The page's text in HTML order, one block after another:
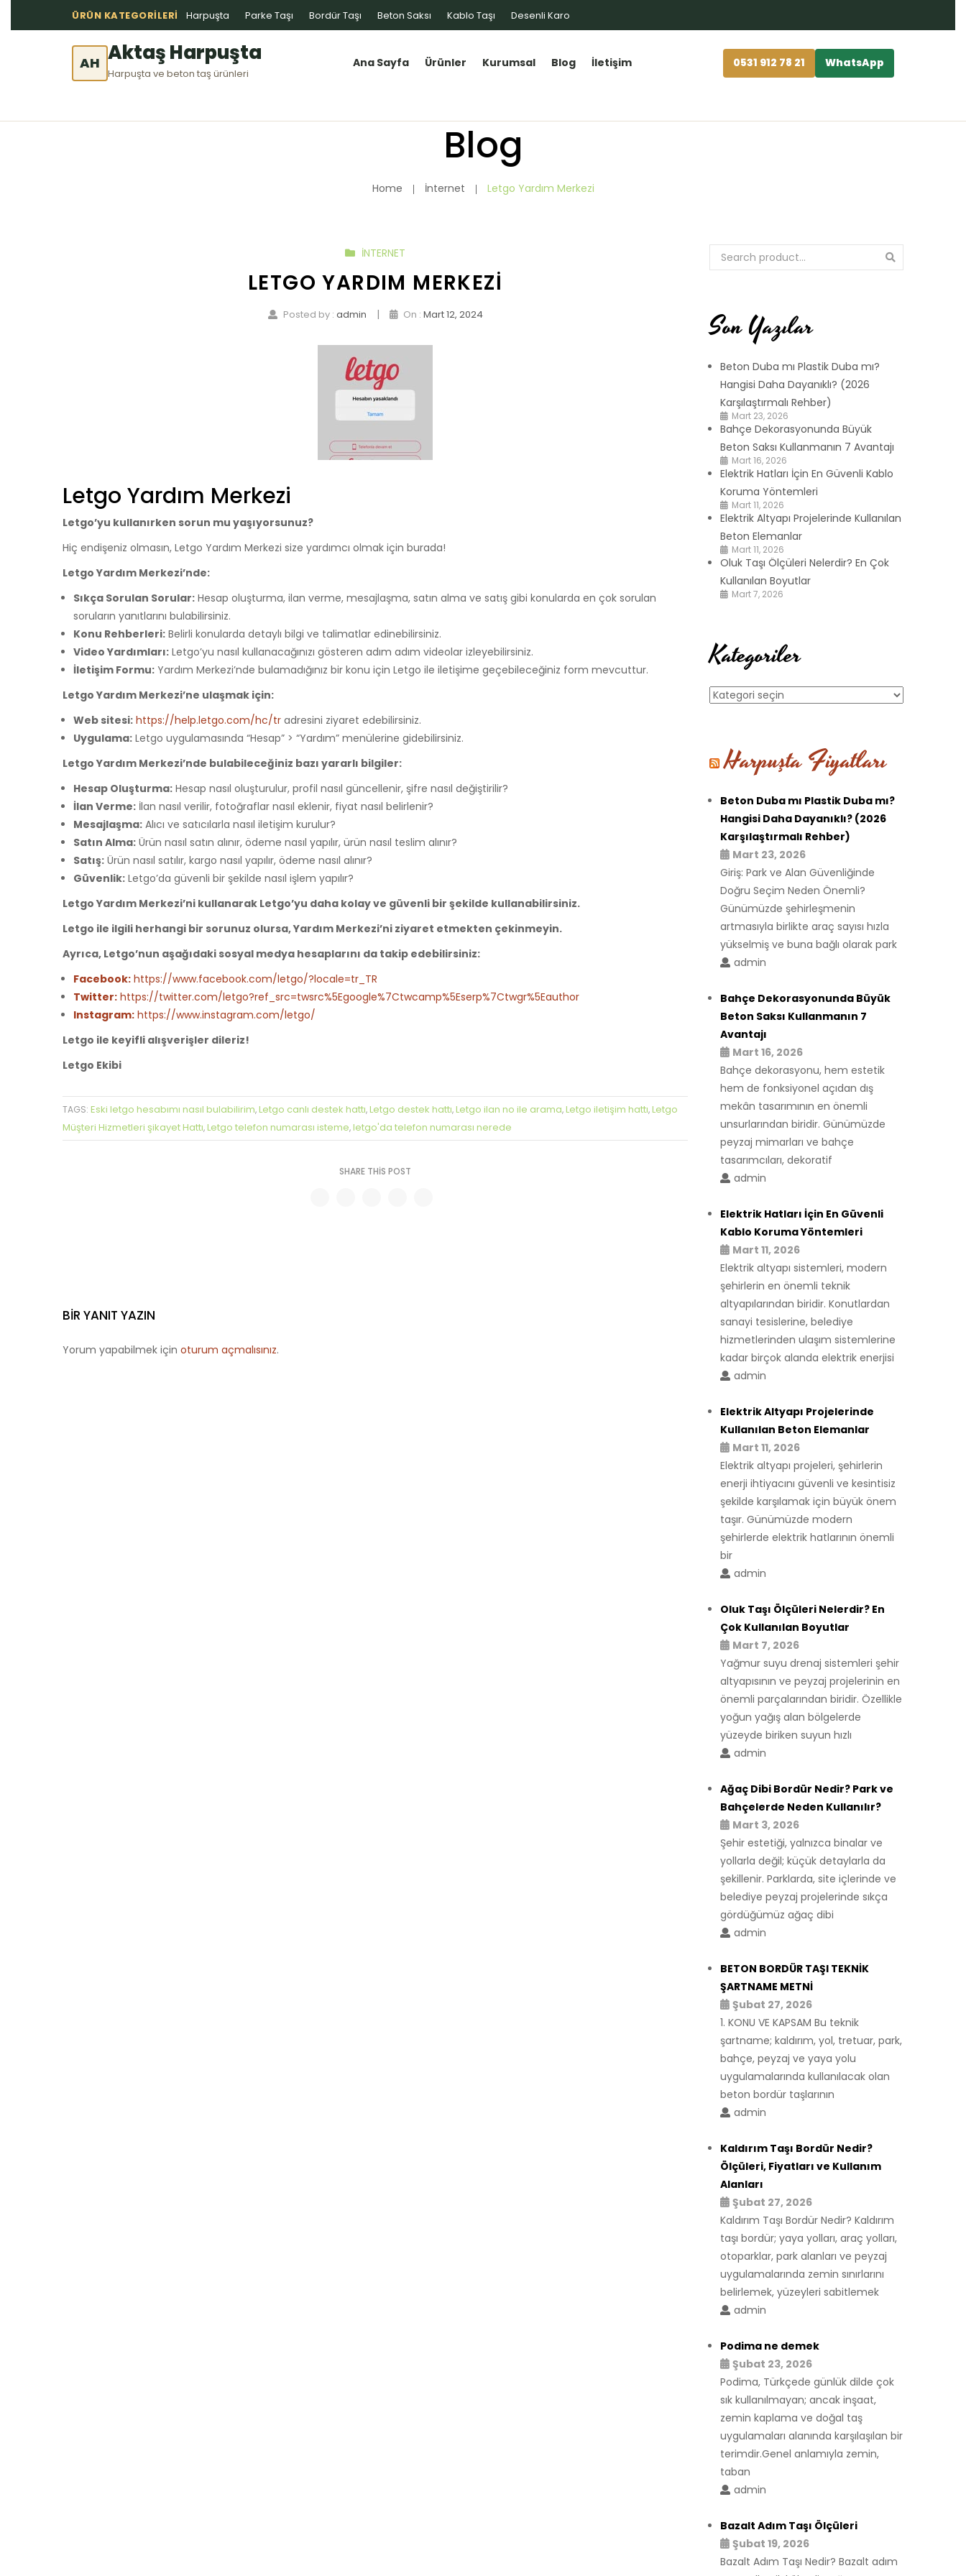
ÜRÜN KATEGORILERI Harpuşta Parke Taşı Bordür Taşı Beton Saksı Kablo Taşı Desenli Karo
AH Aktaş Harpuşta
Harpuşta ve beton taş ürünleri
Ana Sayfa Ürünler Kurumsal Blog İletişim 0531 912 78 21 WhatsApp
Blog
Home İnternet Letgo Yardım Merkezi
İNTERNET
LETGO YARDIM MERKEZI
Posted by : admin | On : Mart 12, 2024
Letgo Yardım Merkezi
Letgo’yu kullanırken sorun mu yaşıyorsunuz?
Hiç endişeniz olmasın, Letgo Yardım Merkezi size yardımcı olmak için burada!
Letgo Yardım Merkezi’nde:
Sıkça Sorulan Sorular: Hesap oluşturma, ilan verme, mesajlaşma, satın alma ve satış gibi konularda en çok sorulan
soruların yanıtlarını bulabilirsiniz.
Konu Rehberleri: Belirli konularda detaylı bilgi ve talimatlar edinebilirsiniz.
Video Yardımları: Letgo’yu nasıl kullanacağınızı gösteren adım adım videolar izleyebilirsiniz.
İletişim Formu: Yardım Merkezi’nde bulamadığınız bir konu için Letgo ile iletişime geçebileceğiniz form mevcuttur.
Letgo Yardım Merkezi’ne ulaşmak için:
Web sitesi: https://help.letgo.com/hc/tr adresini ziyaret edebilirsiniz.
Uygulama: Letgo uygulamasında “Hesap” > “Yardım” menülerine gidebilirsiniz.
Letgo Yardım Merkezi’nde bulabileceğiniz bazı yararlı bilgiler:
Hesap Oluşturma: Hesap nasıl oluşturulur, profil nasıl güncellenir, şifre nasıl değiştirilir?
İlan Verme: İlan nasıl verilir, fotoğraflar nasıl eklenir, fiyat nasıl belirlenir?
Mesajlaşma: Alıcı ve satıcılarla nasıl iletişim kurulur?
Satın Alma: Ürün nasıl satın alınır, ödeme nasıl yapılır, ürün nasıl teslim alınır?
Satış: Ürün nasıl satılır, kargo nasıl yapılır, ödeme nasıl alınır?
Güvenlik: Letgo’da güvenli bir şekilde nasıl işlem yapılır?
Letgo Yardım Merkezi’ni kullanarak Letgo’yu daha kolay ve güvenli bir şekilde kullanabilirsiniz.
Letgo ile ilgili herhangi bir sorunuz olursa, Yardım Merkezi’ni ziyaret etmekten çekinmeyin.
Ayrıca, Letgo’nun aşağıdaki sosyal medya hesaplarını da takip edebilirsiniz:
Facebook: https://www.facebook.com/letgo/?locale=tr_TR
Twitter: https://twitter.com/letgo?ref_src=twsrc%5Egoogle%7Ctwcamp%5Eserp%7Ctwgr%5Eauthor
Instagram: https://www.instagram.com/letgo/
Letgo ile keyifli alışverişler dileriz!
Letgo Ekibi
TAGS: Eski letgo hesabımı nasıl bulabilirim,Letgo canlı destek hattı,Letgo destek hattı,Letgo ilan no ile arama,Letgo iletişim hattı,Letgo
Müşteri Hizmetleri şikayet Hattı,Letgo telefon numarası isteme,letgo'da telefon numarası nerede
SHARE THIS POST
BIR YANIT YAZIN
Yorum yapabilmek için oturum açmalısınız.
Son Yazılar
Beton Duba mı Plastik Duba mı?
Hangisi Daha Dayanıklı? (2026
Karşılaştırmalı Rehber)
Mart 23, 2026
Bahçe Dekorasyonunda Büyük
Beton Saksı Kullanmanın 7 Avantajı
Mart 16, 2026
Elektrik Hatları İçin En Güvenli Kablo
Koruma Yöntemleri
Mart 11, 2026
Elektrik Altyapı Projelerinde Kullanılan
Beton Elemanlar
Mart 11, 2026
Oluk Taşı Ölçüleri Nelerdir? En Çok
Kullanılan Boyutlar
Mart 7, 2026
Kategoriler
Kategoriler
Harpuşta Fiyatları
Beton Duba mı Plastik Duba mı?
Hangisi Daha Dayanıklı? (2026
Karşılaştırmalı Rehber)
Mart 23, 2026
Giriş: Park ve Alan Güvenliğinde
Doğru Seçim Neden Önemli?
Günümüzde şehirleşmenin
artmasıyla birlikte araç sayısı hızla
yükselmiş ve buna bağlı olarak park
admin
Bahçe Dekorasyonunda Büyük
Beton Saksı Kullanmanın 7
Avantajı
Mart 16, 2026
Bahçe dekorasyonu, hem estetik
hem de fonksiyonel açıdan dış
mekân tasarımının en önemli
unsurlarından biridir. Günümüzde
peyzaj mimarları ve bahçe
tasarımcıları, dekoratif
admin
Elektrik Hatları İçin En Güvenli
Kablo Koruma Yöntemleri
Mart 11, 2026
Elektrik altyapı sistemleri, modern
şehirlerin en önemli teknik
altyapılarından biridir. Konutlardan
sanayi tesislerine, belediye
hizmetlerinden ulaşım sistemlerine
kadar birçok alanda elektrik enerjisi
admin
Elektrik Altyapı Projelerinde
Kullanılan Beton Elemanlar
Mart 11, 2026
Elektrik altyapı projeleri, şehirlerin
enerji ihtiyacını güvenli ve kesintisiz
şekilde karşılamak için büyük önem
taşır. Günümüzde modern
şehirlerde elektrik hatlarının önemli
bir
admin
Oluk Taşı Ölçüleri Nelerdir? En
Çok Kullanılan Boyutlar
Mart 7, 2026
Yağmur suyu drenaj sistemleri şehir
altyapısının ve peyzaj projelerinin en
önemli parçalarından biridir. Özellikle
yoğun yağış alan bölgelerde
yüzeyde biriken suyun hızlı
admin
Ağaç Dibi Bordür Nedir? Park ve
Bahçelerde Neden Kullanılır?
Mart 3, 2026
Şehir estetiği, yalnızca binalar ve
yollarla değil; küçük detaylarla da
şekillenir. Parklarda, site içlerinde ve
belediye peyzaj projelerinde sıkça
gördüğümüz ağaç dibi
admin
BETON BORDÜR TAŞI TEKNİK
ŞARTNAME METNİ
Şubat 27, 2026
1. KONU VE KAPSAM Bu teknik
şartname; kaldırım, yol, tretuar, park,
bahçe, peyzaj ve yaya yolu
uygulamalarında kullanılacak olan
beton bordür taşlarının
admin
Kaldırım Taşı Bordür Nedir?
Ölçüleri, Fiyatları ve Kullanım
Alanları
Şubat 27, 2026
Kaldırım Taşı Bordür Nedir? Kaldırım
taşı bordür; yaya yolları, araç yolları,
otoparklar, park alanları ve peyzaj
uygulamalarında zemin sınırlarını
belirlemek, yüzeyleri sabitlemek
admin
Podima ne demek
Şubat 23, 2026
Podima, Türkçede günlük dilde çok
sık kullanılmayan; ancak inşaat,
zemin kaplama ve doğal taş
uygulamaları alanında karşılaşılan bir
terimdir.Genel anlamıyla zemin,
taban
admin
Bazalt Adım Taşı Ölçüleri
Şubat 19, 2026
Bazalt Adım Taşı Nedir? Bazalt adım